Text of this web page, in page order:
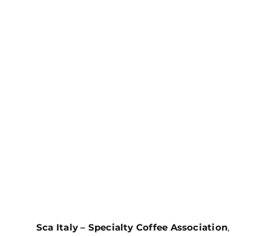
Sca Italy – Specialty Coffee Association,